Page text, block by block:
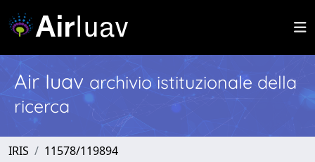
Air Iuav archivio istituzionale della
ricerca
IRIS 11578/119894